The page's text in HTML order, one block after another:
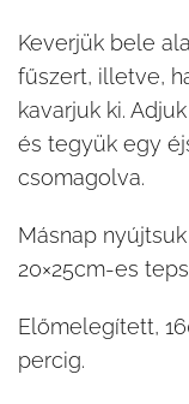
Keverjük bele
fűszert, illetve,
kavarjuk ki.
és tegyük egy
csomagolva.
Másnap
20×25cm-es
Előmelegített,
percig.